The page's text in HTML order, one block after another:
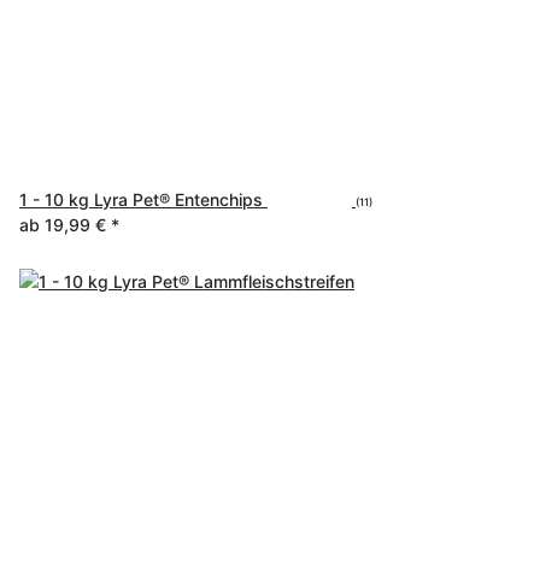
1 - 10 kg Lyra Pet® Entenchips (11)
ab 19,99 € *